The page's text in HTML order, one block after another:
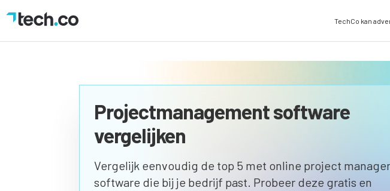
TechCo kan
Projectmanagement software
vergelijken
Vergelijk eenvoudig de top 5 met online project
software die bij je bedrijf past. Probeer deze gratis en